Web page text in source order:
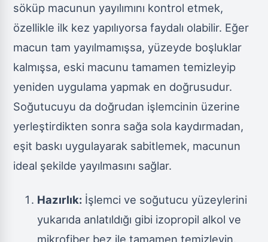
söküp macunun yayılımını kontrol etmek,
özellikle ilk kez yapılıyorsa faydalı olabilir. Eğer
macun tam yayılmamışsa, yüzeyde boşluklar
kalmışsa, eski macunu tamamen temizleyip
yeniden uygulama yapmak en doğrusudur.
Soğutucuyu da doğrudan işlemcinin üzerine
yerleştirdikten sonra sağa sola kaydırmadan,
eşit baskı uygulayarak sabitlemek, macunun
ideal şekilde yayılmasını sağlar.
Hazırlık: İşlemci ve soğutucu yüzeylerini
yukarıda anlatıldığı gibi izopropil alkol ve
mikrofiber bez ile tamamen temizleyin.